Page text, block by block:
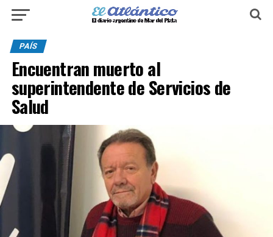
PAÍS
Encuentran muerto al
superintendente de Servicios de
Salud